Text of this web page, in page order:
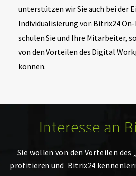
unterstützen wir Sie auch bei der
Individualisierung von Bitrix24
schulen Sie und Ihre Mitarbeiter,
von den Vorteilen des Digital
können.
Interesse an
Sie wollen von den Vorteilen des
profitieren und Bitrix24